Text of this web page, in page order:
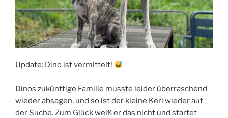
Update: Dino ist vermittelt!
Dinos zukünftige Familie musste leider überraschend
wieder absagen, und so ist der kleine Kerl wieder auf
der Suche. Zum Glück weiß er das nicht und startet